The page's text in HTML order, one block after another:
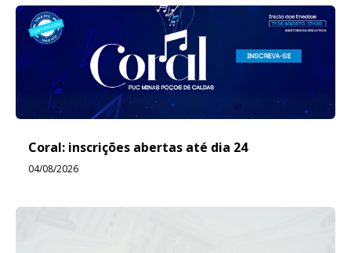
Coral: inscrições abertas até dia 24
04/08/2026